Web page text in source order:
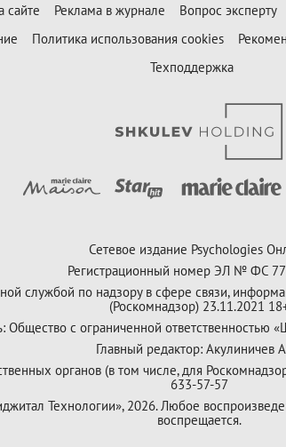
сайте Реклама в журнале Вопрос эксперту
Политика использования cookies
Техподдержка
Сетевое издание Psychologies
Регистрационный номер ЭЛ № ФС 77
службой по надзору в сфере связи,
(Роскомнадзор) 23.11.2021
Общество с ограниченной ответственностью
Главный редактор: Акулиничев
органов (в том числе, для
633-57-57
Технологии», 2026. Любое
воспрещается.